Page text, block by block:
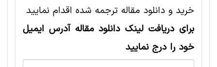
خرید و دانلود مقاله ترجمه شده اقدام نمایید
برای دریافت لینک دانلود مقاله آدرس ایمیل
خود را درج نمایید